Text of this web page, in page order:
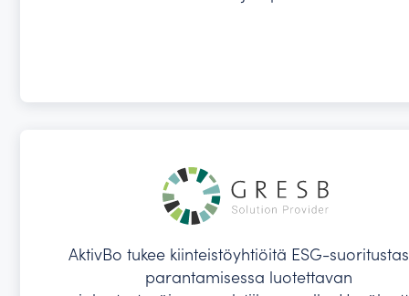
AktivBo tukee kiinteistöyhtiöitä ESG-
parantamisessa luotettavan